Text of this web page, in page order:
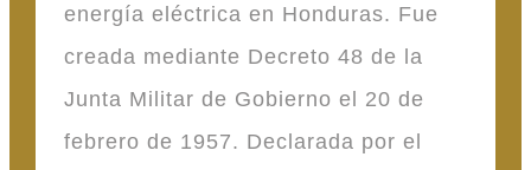
energía eléctrica en Honduras. Fue
creada mediante Decreto 48 de la
Junta Militar de Gobierno el 20 de
febrero de 1957. Declarada por el